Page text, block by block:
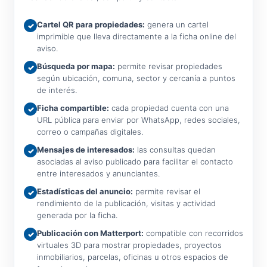
✓ Cartel QR para propiedades: genera un cartel
imprimible que lleva directamente a la ficha online del
aviso.
✓ Búsqueda por mapa: permite revisar propiedades
según ubicación, comuna, sector y cercanía a puntos
de interés.
✓ Ficha compartible: cada propiedad cuenta con una
URL pública para enviar por WhatsApp, redes sociales,
correo o campañas digitales.
✓ Mensajes de interesados: las consultas quedan
asociadas al aviso publicado para facilitar el contacto
entre interesados y anunciantes.
✓ Estadísticas del anuncio: permite revisar el
rendimiento de la publicación, visitas y actividad
generada por la ficha.
✓ Publicación con Matterport: compatible con recorridos
virtuales 3D para mostrar propiedades, proyectos
inmobiliarios, parcelas, oficinas u otros espacios de